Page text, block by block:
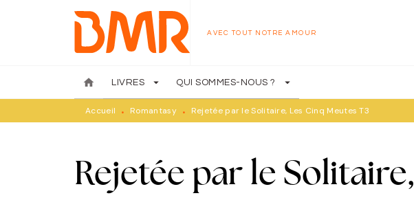
MENU RECHERCHE
AVEC TOUT NOTRE AMOUR
home LIVRES arrow_drop_down QUI SOMMES-NOUS ? arrow_drop_down
Accueil • Romantasy • Rejetée par le Solitaire, Les Cinq Meutes T3
Rejetée par le Solitaire,